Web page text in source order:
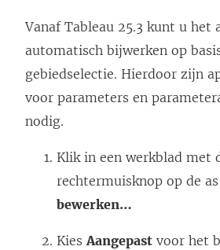
Vanaf Tableau 25.3 kunt u het
automatisch bijwerken op
gebiedselectie. Hierdoor zijn
voor parameters en
nodig.
Klik in een werkblad met
rechtermuisknop op de
bewerken…
KiesAangepast voor het